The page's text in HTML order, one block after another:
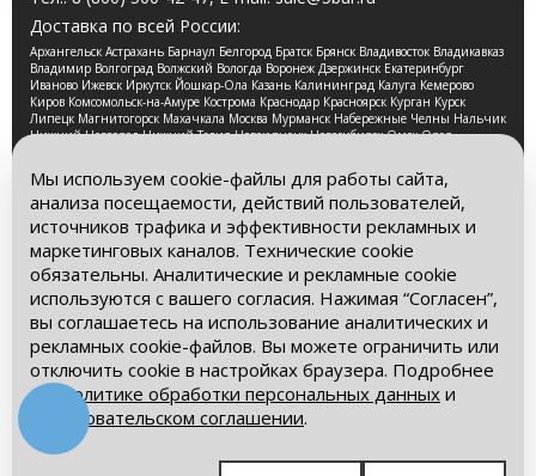
Доставка по всей России:
Архангельск Астрахань Барнаул Белгород Братск Брянск Владивосток Владикавказ
Владимир Волгоград Волжский Вологда Воронеж Дзержинск Екатеринбург
Иваново Ижевск Иркутск Йошкар-Ола Казань Калининград Калуга Кемерово
Киров Комсомольск-на-Амуре Кострома Краснодар Красноярск Курган Курск
Липецк Магнитогорск Махачкала Москва Мурманск Набережные Челны Нальчик
Нижний Новгород Нижний Тагил Новокузнецк Новосибирск Омск Орел
Санкт-Петербург Саранск Саратов Смоленск Сочи Ставрополь Стерлитамак
Сургут Таганрог Тамбов Тверь Томск Тула Тюмень Улан-Удэ Ульяновск Уфа
Хабаровск Чебоксары Челябинск Череповец Чита Ярославль
2026 © Компания «Буровые Машины». Все права
защищены. Обращаем Ваше внимание на то, что данный
интернет-сайт носит исключительно информационный
характер и ни при каких условиях информационные
материалы и цены, размещенные на сайте, не является
публичной офертой, определяемой положениями Статьи
437 Гражданского кодекса РФ.
Политика обработки персональных данных
Пользовательское соглашение
Мы в социальных сетях:
Мы используем cookie-файлы для работы сайта,
анализа посещаемости, действий пользователей,
источников трафика и эффективности рекламных и
маркетинговых каналов. Технические cookie
обязательны. Аналитические и рекламные cookie
используются с вашего согласия. Нажимая “Согласен”,
вы соглашаетесь на использование аналитических и
рекламных cookie-файлов. Вы можете ограничить или
отключить cookie в настройках браузера. Подробнее
– в
Политике обработки персональных данных и
Пользовательском соглашении.